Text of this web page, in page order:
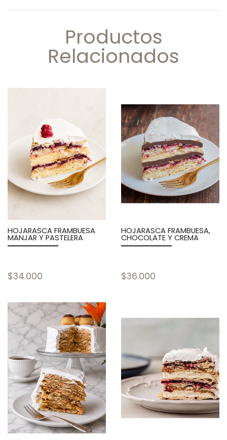
Productos
Relacionados
HOJARASCA FRAMBUESA
MANJAR Y PASTELERA
$34.000
HOJARASCA FRAMBUESA,
CHOCOLATE Y CREMA
$36.000